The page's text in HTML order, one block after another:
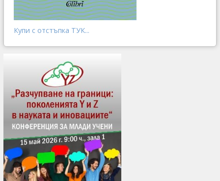
Купи с отстъпка ТУК...